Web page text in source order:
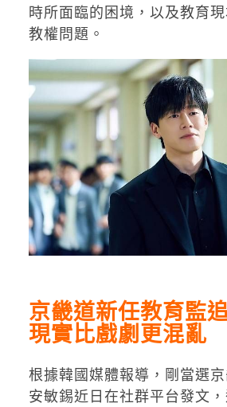
時所面臨的困境，以及教育
教權問題。
京畿道新任教育監
現實比戲劇更混亂
根據韓國媒體報導，剛當選
安敏錫近日在社群平台發文